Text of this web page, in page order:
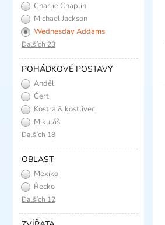
Charlie Chaplin
Michael Jackson
Wednesday Addams
Dalších 23
POHÁDKOVÉ POSTAVY
Anděl
Čert
Kostra & kostlivec
Mikuláš
Dalších 18
OBLAST
Mexiko
Řecko
Dalších 12